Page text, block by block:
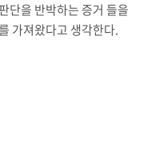
단을 반박하는 증거 들을
가져왔다고 생각한다.